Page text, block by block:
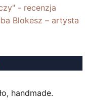
- recenzja
Blokesz – artysta
handmade.